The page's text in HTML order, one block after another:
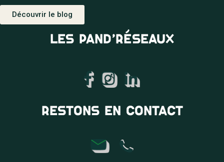
Découvrir le blog
LES PAND’RÉSEAUX
RESTONS EN CONTACT